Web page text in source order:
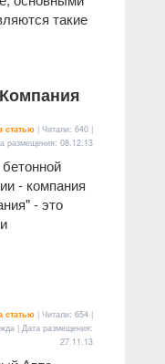
такие
статью | Читали: 640 |
размещения: 08.12.13
- компания
- это
статью | Читали: 654 |
| Дата размещения:
27.11.13